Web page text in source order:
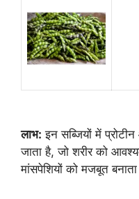
लाभ: इन सब्जियों में
जाता है, जो शरीर को
मांसपेशियों को मजबूत